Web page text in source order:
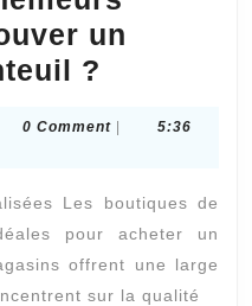
un
?
les
endroits
pour
trouver
0 Comment |
5:36
Les boutiques de
pour acheter un
offrent une large
sur la qualité